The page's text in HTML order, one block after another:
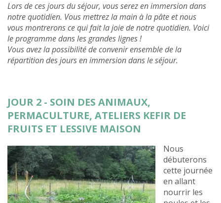
Lors de ces jours du séjour, vous serez en immersion dans
notre quotidien. Vous mettrez la main à la pâte et nous
vous montrerons ce qui fait la joie de notre quotidien. Voici
le programme dans les grandes lignes !
Vous avez la possibilité de convenir ensemble de la
répartition des jours en immersion dans le séjour.
JOUR 2 - SOIN DES ANIMAUX,
PERMACULTURE, ATELIERS KEFIR DE
FRUITS ET LESSIVE MAISON
Nous
débuterons
cette journée
en allant
nourrir les